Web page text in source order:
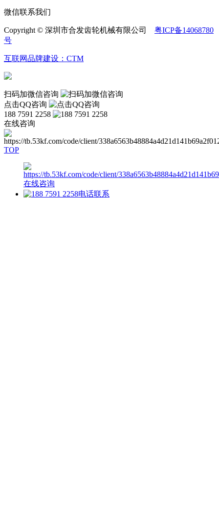
微信联系我们
Copyright © 深圳市合发齿轮机械有限公司 粤ICP备14068780
号
互联网品牌建设：CTM
扫码加微信咨询
点击QQ咨询
188 7591 2258
在线咨询
TOP
在线咨询
电话联系